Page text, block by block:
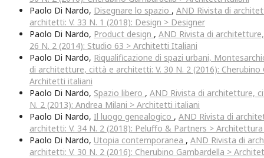
Paolo Di Nardo, Disegnare lo spazio , AND Rivista di
architetti: V. 33 N. 1 (2018): Design > Designer
Paolo Di Nardo, Product design , AND Rivista di
26 N. 2 (2014): Studio 63 > Architetti Italiani
Paolo Di Nardo, Riqualificazione di spazi urbani,
di architetture, città e architetti: V. 30 N. 2 (2016): Cherubino
Architetti italiani
Paolo Di Nardo, Spazio libero , AND Rivista di architetture,
N. 2 (2013): Andrea Milani > Architetti italiani
Paolo Di Nardo, Il luogo genealogico , AND Rivista di
architetti: V. 34 N. 2 (2018): Peluffo & Partners >
Paolo Di Nardo, Utopia contemporanea , AND Rivista di
architetti: V. 30 N. 2 (2016): Cherubino Gambardella >